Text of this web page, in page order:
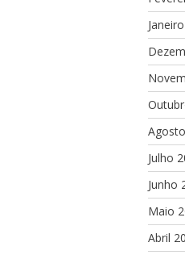
Julho
Junho
Maio
Abril